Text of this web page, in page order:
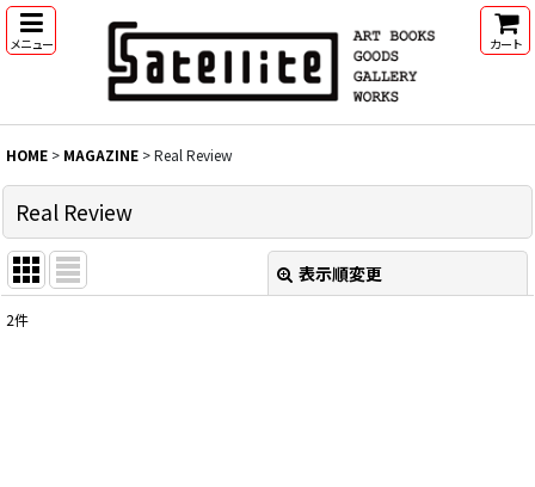
メニュー カート
HOME > MAGAZINE >Real Review
Real Review
表示順変更
2件